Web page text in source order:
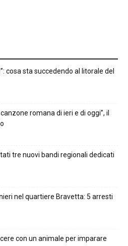
cosa sta succedendo al litorale del
romana di ieri e di oggi”, il
tre nuovi bandi regionali dedicati
nel quartiere Bravetta: 5 arresti
con un animale per imparare